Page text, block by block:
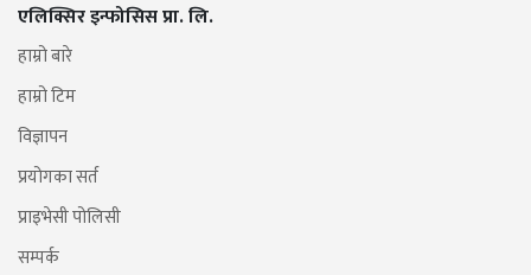
एलिक्सिर इन्फोसिस प्रा. लि.
हाम्रो बारे
हाम्रो टिम
विज्ञापन
प्रयोगका सर्त
प्राइभेसी पोलिसी
सम्पर्क